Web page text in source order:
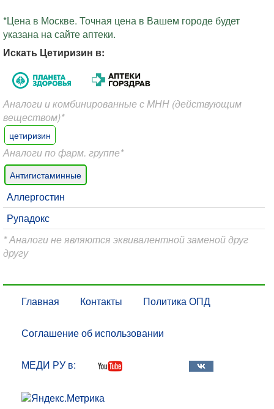
*Цена в Москве. Точная цена в Вашем городе будет
указана на сайте аптеки.
Искать Цетиризин в:
Аналоги и комбинированные с МНН (действующим
веществом)*
цетиризин
Аналоги по фарм. группе*
Антигистаминные
Аллергостин
Рупадокс
* Аналоги не являются эквивалентной заменой друг
другу
Главная Контакты Политика ОПД
Соглашение об использовании
МЕДИ РУ в: